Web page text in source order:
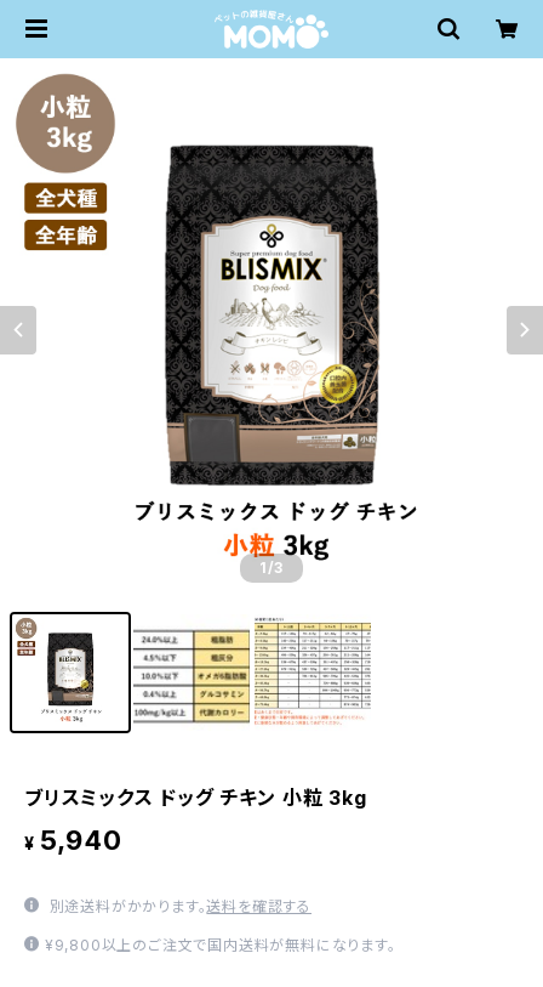
1 /3
ブリスミックス ドッグ チキン 小粒 3kg
¥ 5,940
別途送料がかかります。送料を確認する
¥9,800以上のご注文で国内送料が無料になります。